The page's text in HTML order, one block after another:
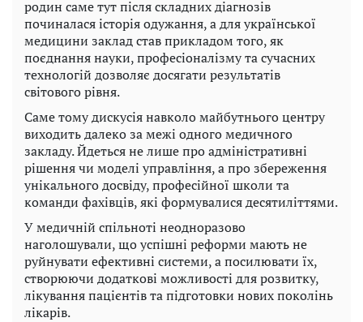
родин саме тут після складних діагнозів
починалася історія одужання, а для української
медицини заклад став прикладом того, як
поєднання науки, професіоналізму та сучасних
технологій дозволяє досягати результатів
світового рівня.
Саме тому дискусія навколо майбутнього центру
виходить далеко за межі одного медичного
закладу. Йдеться не лише про адміністративні
рішення чи моделі управління, а про збереження
унікального досвіду, професійної школи та
команди фахівців, які формувалися десятиліттями.
У медичній спільноті неодноразово
наголошували, що успішні реформи мають не
руйнувати ефективні системи, а посилювати їх,
створюючи додаткові можливості для розвитку,
лікування пацієнтів та підготовки нових поколінь
лікарів.